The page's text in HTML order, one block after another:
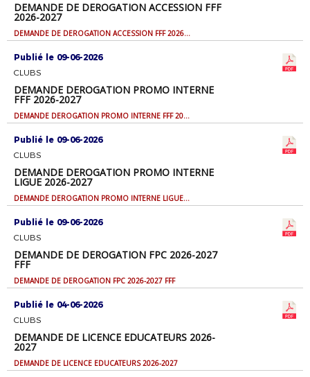
DEMANDE DE DEROGATION ACCESSION FFF
2026-2027
DEMANDE DE DEROGATION ACCESSION FFF 2026-2027
Publié le 09-06-2026
CLUBS
DEMANDE DEROGATION PROMO INTERNE
FFF 2026-2027
DEMANDE DEROGATION PROMO INTERNE FFF 2026-2027
Publié le 09-06-2026
CLUBS
DEMANDE DEROGATION PROMO INTERNE
LIGUE 2026-2027
DEMANDE DEROGATION PROMO INTERNE LIGUE 2026-2027
Publié le 09-06-2026
CLUBS
DEMANDE DE DEROGATION FPC 2026-2027
FFF
DEMANDE DE DEROGATION FPC 2026-2027 FFF
Publié le 04-06-2026
CLUBS
DEMANDE DE LICENCE EDUCATEURS 2026-
2027
DEMANDE DE LICENCE EDUCATEURS 2026-2027